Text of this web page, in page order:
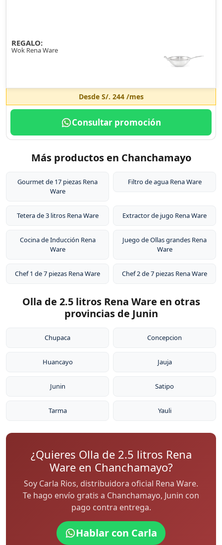
REGALO:
Wok Rena Ware
Desde S/. 244/mes
Consultar promoción
Más productos en Chanchamayo
Gourmet de 17 piezas Rena
Ware
Filtro de agua Rena Ware
Tetera de 3 litros Rena Ware Extractor de jugo Rena Ware
Cocina de Inducción Rena
Ware
Juego de Ollas grandes Rena
Ware
Chef 1 de 7 piezas Rena Ware Chef 2 de 7 piezas Rena Ware
Olla de 2.5 litros Rena Ware en otras
provincias de Junin
Chupaca Concepcion
Huancayo Jauja
Junin Satipo
Tarma Yauli
¿Quieres Olla de 2.5 litros Rena
Ware en Chanchamayo?
Soy Carla Rios, distribuidora oficial Rena Ware.
Te hago envío gratis a Chanchamayo, Junin con
pago contra entrega.
Hablar con Carla